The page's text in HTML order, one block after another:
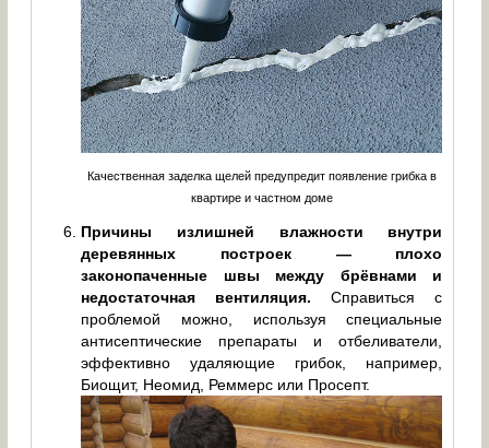
Качественная заделка щелей предупредит появление грибка в
квартире и частном доме
Причины излишней влажности внутри
деревянных построек — плохо
законопаченные швы между брёвнами и
недостаточная вентиляция. Справиться с
проблемой можно, используя специальные
антисептические препараты и отбеливатели,
эффективно удаляющие грибок, например,
Биощит, Неомид, Реммерс или Просепт.